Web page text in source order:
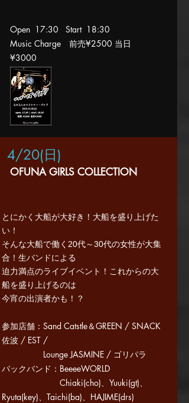
Open 17:30 Start 18:30
Music Charge 前売¥2500 当日
¥3000
4/20(日)
OFUNA GIRLS COLLECTION
とにかく大船が大好き！大船を盛り上げた
い！
そんな大船で働く20代～30代の女性が大集
合！生バンドによる
迫力満点のライブイベント！これからの大
船を盛り上げるのは
​今宵の出演者かも！？
参加店舗：Sand Catstle＆GREEN / SNACK
佐波 / EST /
Lounge JASMINE / ゴリパラ
バックバンド：BeeeeWORLD
Chiaki(cho)、Yuuki(gt)、
Ryuta(key)、Taichi(ba)、HAJIME(drs)​